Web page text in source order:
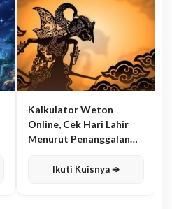
Kalkulator Weton
Online, Cek Hari Lahir
Menurut Penanggalan
Ikuti Kuisnya ➔